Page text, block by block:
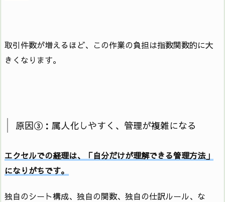
取引件数が増えるほど、この作業の負担は指数関数的に大
きくなります。
原因③：属人化しやすく、管理が複雑になる
エクセルでの経理は、「自分だけが理解できる管理方法」
になりがちです。
独自のシート構成、独自の関数、独自の仕訳ルール、な